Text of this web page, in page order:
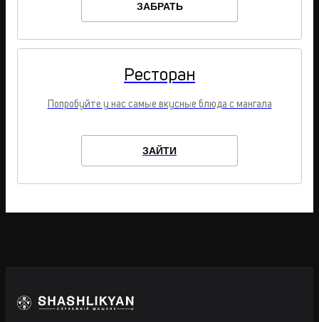
ЗАБРАТЬ
Ресторан
Попробуйте у нас самые вкусные блюда с мангала
ЗАЙТИ